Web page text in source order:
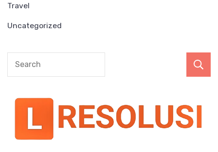
Travel
Uncategorized